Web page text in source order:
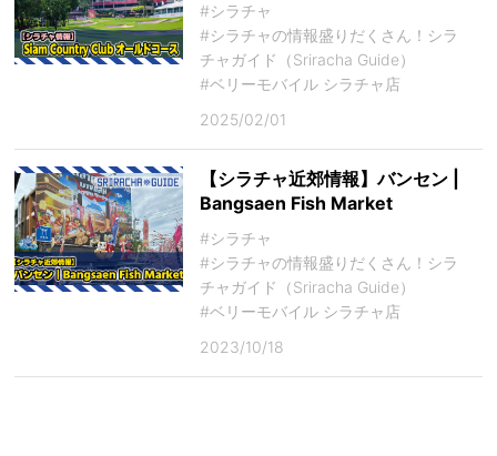
#シラチャ
#シラチャの情報盛りだくさん！シラ
チャガイド（Sriracha Guide）
#ベリーモバイル シラチャ店
2025/02/01
【シラチャ近郊情報】バンセン |
Bangsaen Fish Market
#シラチャ
#シラチャの情報盛りだくさん！シラ
チャガイド（Sriracha Guide）
#ベリーモバイル シラチャ店
2023/10/18